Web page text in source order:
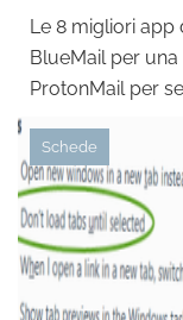
Le 8 migliori app
BlueMail per
ProtonMail per
Schede